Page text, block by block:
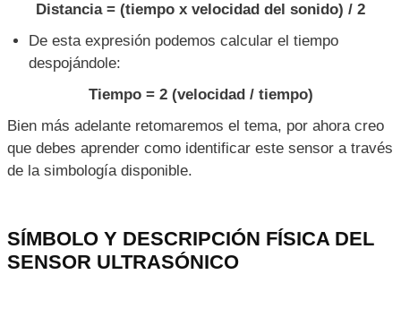
Distancia = (tiempo x velocidad del sonido) / 2
De esta expresión podemos calcular el tiempo
despojándole:
Tiempo = 2 (velocidad / tiempo)
Bien más adelante retomaremos el tema, por ahora creo
que debes aprender como identificar este sensor a través
de la simbología disponible.
SÍMBOLO Y DESCRIPCIÓN FÍSICA DEL
SENSOR ULTRASÓNICO